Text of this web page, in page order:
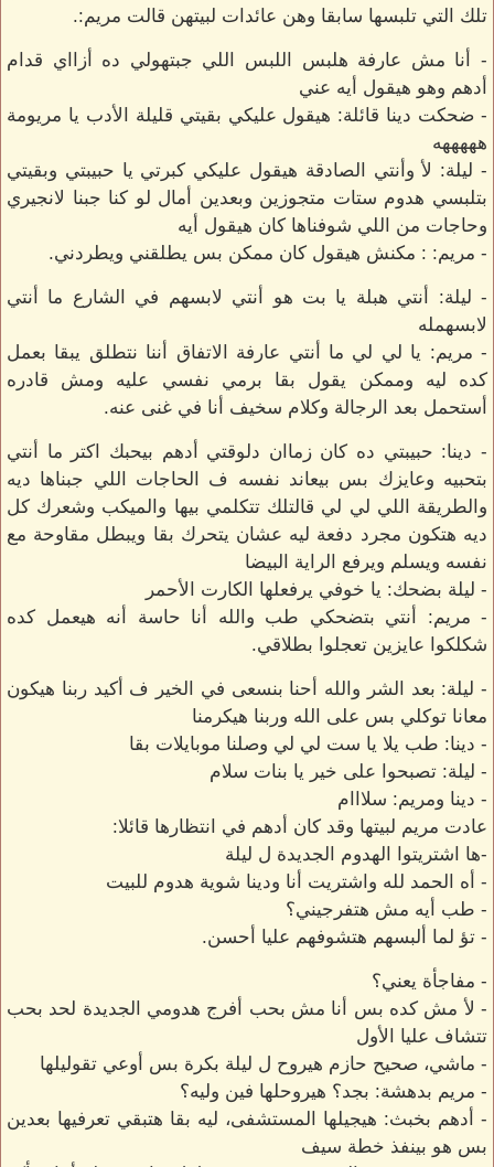
تلك التي تلبسها سابقا وهن عائدات لبيتهن قالت مريم:.
- أنا مش عارفة هلبس اللبس اللي جبتهولي ده أزااي قدام
أدهم وهو هيقول أيه عني
- ضحكت دينا قائلة: هيقول عليكي بقيتي قليلة الأدب يا مريومة
هههههه
- ليلة: لأ وأنتي الصادقة هيقول عليكي كبرتي يا حبيبتي وبقيتي
بتلبسي هدوم ستات متجوزين وبعدين أمال لو كنا جبنا لانجيري
وحاجات من اللي شوفناها كان هيقول أيه
- مريم: : مكنش هيقول كان ممكن بس يطلقني ويطردني.
- ليلة: أنتي هبلة يا بت هو أنتي لابسهم في الشارع ما أنتي
لابسهمله
- مريم: يا لي لي ما أنتي عارفة الاتفاق أننا نتطلق يبقا بعمل
كده ليه وممكن يقول بقا برمي نفسي عليه ومش قادره
أستحمل بعد الرجالة وكلام سخيف أنا في غنى عنه.
- دينا: حبيبتي ده كان زماان دلوقتي أدهم بيحبك اكتر ما أنتي
بتحبيه وعايزك بس بيعاند نفسه ف الحاجات اللي جبناها ديه
والطريقة اللي لي لي قالتلك تتكلمي بيها والميكب وشعرك كل
ديه هتكون مجرد دفعة ليه عشان يتحرك بقا ويبطل مقاوحة مع
نفسه ويسلم ويرفع الراية البيضا
- ليلة بضحك: يا خوفي يرفعلها الكارت الأحمر
- مريم: أنتي بتضحكي طب والله أنا حاسة أنه هيعمل كده
شكلكوا عايزين تعجلوا بطلاقي.
- ليلة: بعد الشر والله أحنا بنسعى في الخير ف أكيد ربنا هيكون
معانا توكلي بس على الله وربنا هيكرمنا
- دينا: طب يلا يا ست لي لي وصلنا موبايلات بقا
- ليلة: تصبحوا على خير يا بنات سلام
- دينا ومريم: سلااام
عادت مريم لبيتها وقد كان أدهم في انتظارها قائلا:
-ها اشتريتوا الهدوم الجديدة ل ليلة
- أه الحمد لله واشتريت أنا ودينا شوية هدوم للبيت
- طب أيه مش هتفرجيني؟
- تؤ لما ألبسهم هتشوفهم عليا أحسن.
- مفاجأة يعني؟
- لأ مش كده بس أنا مش بحب أفرج هدومي الجديدة لحد بحب
تتشاف عليا الأول
- ماشي، صحيح حازم هيروح ل ليلة بكرة بس أوعي تقوليلها
- مريم بدهشة: بجد؟ هيروحلها فين وليه؟
- أدهم بخبث: هيجيلها المستشفى، ليه بقا هتبقي تعرفيها بعدين
بس هو بينفذ خطة سيف